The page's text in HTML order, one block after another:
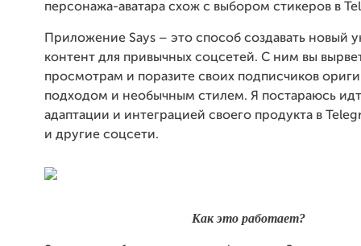
персонажа-аватара схож с выбором стикеров в
Приложение Says – это способ создавать новый
контент для привычных соцсетей. С ним вы
просмотрам и поразите своих подписчиков
подходом и необычным стилем. Я постараюсь
адаптации и интеграцией своего продукта в
и другие соцсети.
Как это работает?